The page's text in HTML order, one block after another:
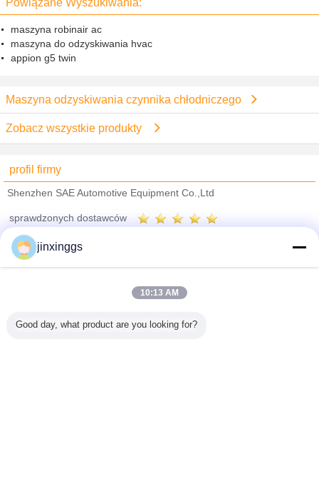
Powiązane Wyszukiwania:
maszyna robinair ac
maszyna do odzyskiwania hvac
appion g5 twin
Maszyna odzyskiwania czynnika chłodniczego
Zobacz wszystkie produkty
profil firmy
Shenzhen SAE Automotive Equipment Co.,Ltd
sprawdzonych dostawców
Trust Seal
Wszystkie produkty
jinxinggs
10:13 AM
Good day, what product are you looking for?